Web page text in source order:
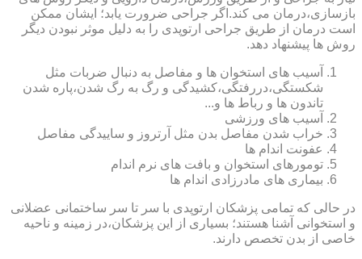
بازسازی،درمان می کند.اگر جراحی ضرورت یابد؛ ایشان ممکن
است درمان از طریق جراحی ارتوپدی را به دلیل موثر نبودن دیگر
روش ها پیشنهاد دهد.
آسیب های استخوان ها و مفاصل به دنبال ضربات مثل
شکستگی،دررفتگی،کشیدگی و رگ به رگ شدن،پاره شدن
تاندون ها و رباط ها و...
آسیب های ورزشی
خراب شدن مفاصل بدن مثل آرتروز و ساییدگی مفاصل
عفونت اندام ها
تومورهای استخوان و بافت های نرم اندام
بیماری های مادرزادی اندام ها
در حالی که تمامی پزشکان ارتوپدی با سر تا سر ساختمانی عضلانی
و استخوانی آشنا هستند؛ بسیاری از این پزشکان،در زمینه و ناحیه
خاصی از بدن تخصص دارند.